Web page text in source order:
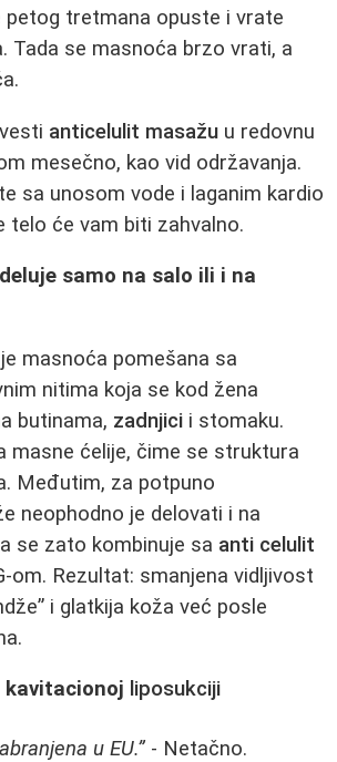
petog tretmana opuste i vrate
Tada se masnoća brzo vrati, a
anticelulit masažu u redovnu
mesečno, kao vid održavanja.
sa unosom vode i laganim kardio
telo će vam biti zahvalno.
samo na salo ili i na
masnoća pomešana sa
nitima koja se kod žena
butinama, zadnjici i stomaku.
masne ćelije, čime se struktura
Međutim, za potpuno
neophodno je delovati i na
se zato kombinuje sa anti celulit
Rezultat: smanjena vidljivost
i glatkija koža već posle
liposukciji
u EU.”- Netačno.